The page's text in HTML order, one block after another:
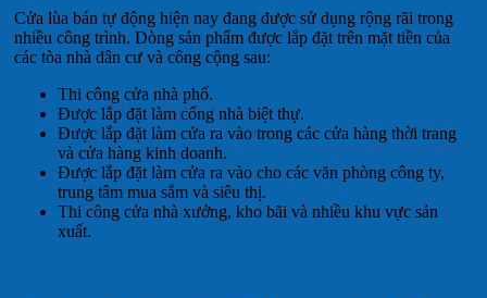
Cửa lùa bán tự động hiện nay đang được sử dụng rộng rãi trong
nhiều công trình. Dòng sản phẩm được lắp đặt trên mặt tiền của
các tòa nhà dân cư và công cộng sau:
Thi công cửa nhà phố.
Được lắp đặt làm cổng nhà biệt thự.
Được lắp đặt làm cửa ra vào trong các cửa hàng thời trang
và cửa hàng kinh doanh.
Được lắp đặt làm cửa ra vào cho các văn phòng công ty,
trung tâm mua sắm và siêu thị.
Thi công cửa nhà xưởng, kho bãi và nhiều khu vực sản
xuất.